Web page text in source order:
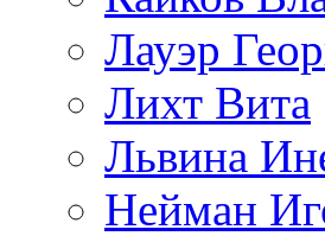
Лауэр
Лихт Вита
Львина
Нейман